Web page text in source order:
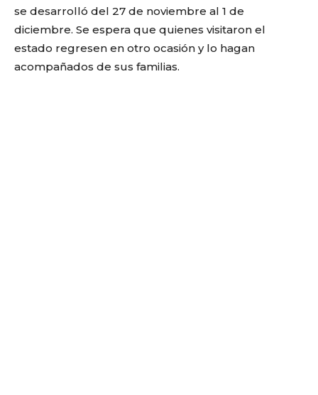
se desarrolló del 27 de noviembre al 1 de
diciembre. Se espera que quienes visitaron el
estado regresen en otro ocasión y lo hagan
acompañados de sus familias.